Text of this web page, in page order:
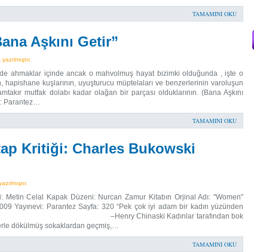
TAMAMINI OKU
Aşkını Getir”
ahmaklar içinde ancak o mahvolmuş hayat bizimki olduğunda , işte o
hapishane kuşlarının, uyuşturucu müptelaları ve benzerlerinin varoluşun
mutfak dolabı kadar olağan bir parçası olduklarının. (Bana Aşkını
Parantez…
TAMAMINI OKU
Kritiği: Charles Bukowski
Metin Celal Kapak Düzeni: Nurcan Zamur Kitabın Orjinal Adı: "Women"
Yayınevi: Parantez Sayfa: 320 “Pek çok iyi adam bir kadın yüzünden
–Henry Chinaski Kadınlar tarafından bok
dökülmüş sokaklardan geçmiş,…
TAMAMINI OKU